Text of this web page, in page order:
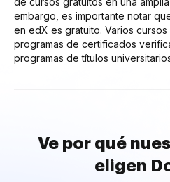
embargo, es importante notar
en edX es gratuito. Varios
programas de certificados
programas de títulos
Ve por qué
eligen